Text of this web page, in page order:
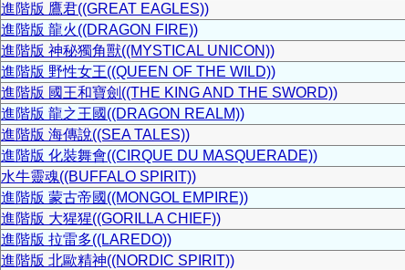
進階版 鷹君((GREAT EAGLES))
進階版 龍火((DRAGON FIRE))
進階版 神秘獨角獸((MYSTICAL UNICON))
進階版 野性女王((QUEEN OF THE WILD))
進階版 國王和寶劍((THE KING AND THE SWORD))
進階版 龍之王國((DRAGON REALM))
進階版 海傳說((SEA TALES))
進階版 化裝舞會((CIRQUE DU MASQUERADE))
水牛靈魂((BUFFALO SPIRIT))
進階版 蒙古帝國((MONGOL EMPIRE))
進階版 大猩猩((GORILLA CHIEF))
進階版 拉雷多((LAREDO))
進階版 北歐精神((NORDIC SPIRIT))